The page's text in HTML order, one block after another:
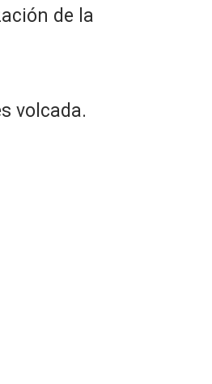
de la
volcada.